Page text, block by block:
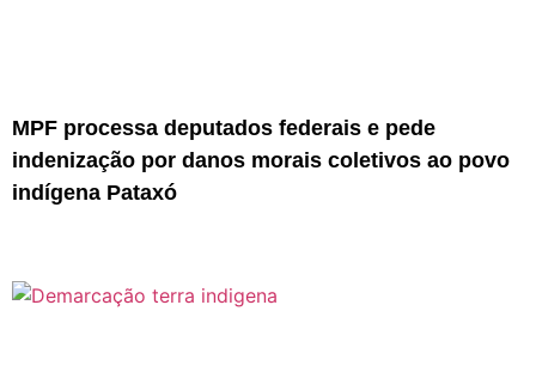
MPF processa deputados federais e pede
indenização por danos morais coletivos ao povo
indígena Pataxó